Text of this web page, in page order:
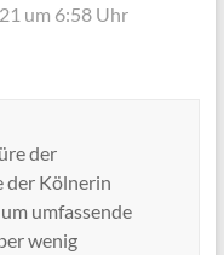
um 6:58 Uhr
der
der Kölnerin
umfassende
wenig